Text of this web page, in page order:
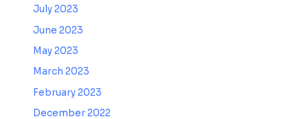
July 2023
June 2023
May 2023
March 2023
February 2023
December 2022